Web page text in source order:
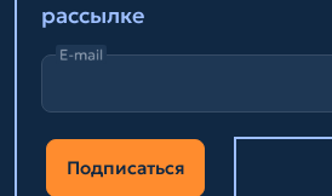
рассылке
E-mail
Подписаться